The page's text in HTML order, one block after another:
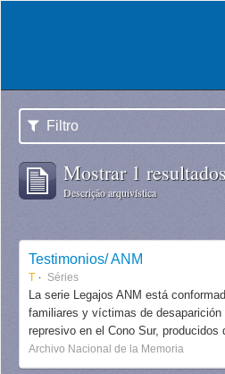
Filtro
Mostrar 1
Descrição arquivística
Testimonios/ ANM
T Séries
La serie Legajos ANM está
familiares y víctimas de
represivo en el Cono Sur, producidos
Archivo Nacional de la Memoria